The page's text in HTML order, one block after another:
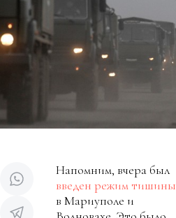
Напомним, вчера был
введен режим тишины
в Мариуполе и